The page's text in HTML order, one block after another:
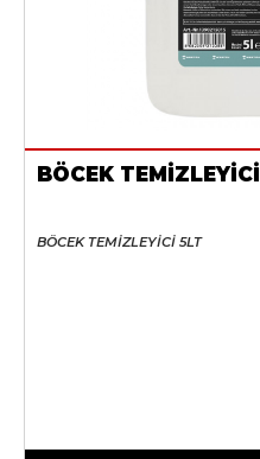
BÖCEK TEMİZLEYİCİ
BÖCEK TEMİZLEYİCİ 5LT